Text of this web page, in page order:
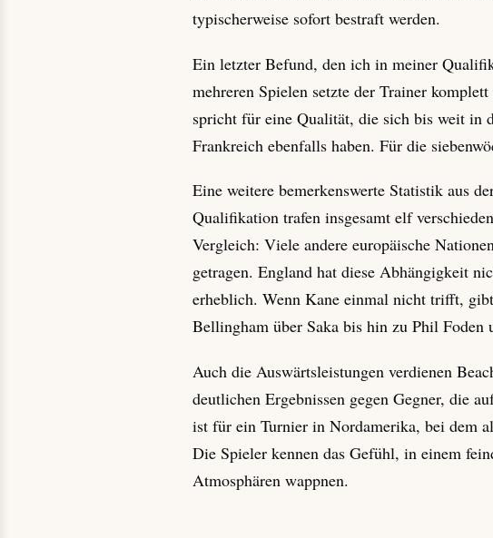
typischerweise sofort bestraft werden.
Ein letzter Befund, den ich in meiner
mehreren Spielen setzte der Trainer
spricht für eine Qualität, die sich bis weit in
Frankreich ebenfalls haben. Für die
Eine weitere bemerkenswerte Statistik aus
Qualifikation trafen insgesamt elf
Vergleich: Viele andere europäische
getragen. England hat diese Abhängigkeit
erheblich. Wenn Kane einmal nicht trifft,
Bellingham über Saka bis hin zu Phil Foden
Auch die Auswärtsleistungen verdienen
deutlichen Ergebnissen gegen Gegner, die
ist für ein Turnier in Nordamerika, bei dem
Die Spieler kennen das Gefühl, in einem
Atmosphären wappnen.